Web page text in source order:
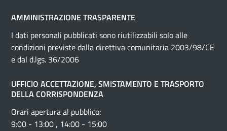
AMMINISTRAZIONE TRASPARENTE
I dati personali pubblicati sono riutilizzabili solo alle
condizioni previste dalla direttiva comunitaria 2003/98/CE
e dal d.lgs. 36/2006
UFFICIO ACCETTAZIONE, SMISTAMENTO E TRASPORTO
DELLA CORRISPONDENZA
Orari apertura al pubblico:
9:00 - 13:00 , 14:00 - 15:00